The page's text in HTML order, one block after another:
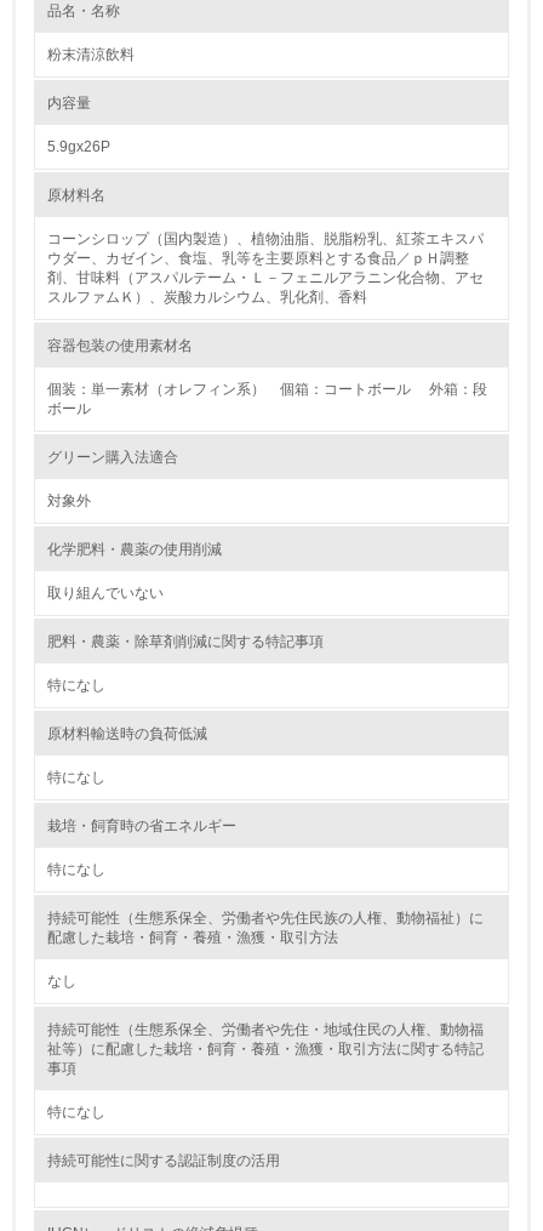
環境対応の責任体制を定めている
環境問題に関する従業員教育を行っている
自社に関係する主要な環境法規制を把握し、順守している
レベル2
かしている
境対策を理解し、実践している
環境活動に関する規格やプログラムを導入している
8.
第三者認証を取得している
2.環境への取り組み
油、ガス）の使用量削減の取り組みを行っている
減目標や計画を立てている
品名・名称
粉末清涼飲料
内容量
5.9gx26P
原材料名
コーンシロップ（国内製造）、植物油脂、脱脂粉乳、紅茶エキスパ
ウダー、カゼイン、食塩、乳等を主要原料とする食品／ｐＨ調整
剤、甘味料（アスパルテーム・Ｌ－フェニルアラニン化合物、アセ
スルファムＫ）、炭酸カルシウム、乳化剤、香料
容器包装の使用素材名
個装：単一素材（オレフィン系） 個箱：コートボール 外箱：段
ボール
グリーン購入法適合
対象外
化学肥料・農薬の使用削減
取り組んでいない
肥料・農薬・除草剤削減に関する特記事項
特になし
原材料輸送時の負荷低減
特になし
栽培・飼育時の省エネルギー
特になし
持続可能性（生態系保全、労働者や先住民族の人権、動物福祉）に
配慮した栽培・飼育・養殖・漁獲・取引方法
なし
持続可能性（生態系保全、労働者や先住・地域住民の人権、動物福
祉等）に配慮した栽培・飼育・養殖・漁獲・取引方法に関する特記
事項
特になし
持続可能性に関する認証制度の活用